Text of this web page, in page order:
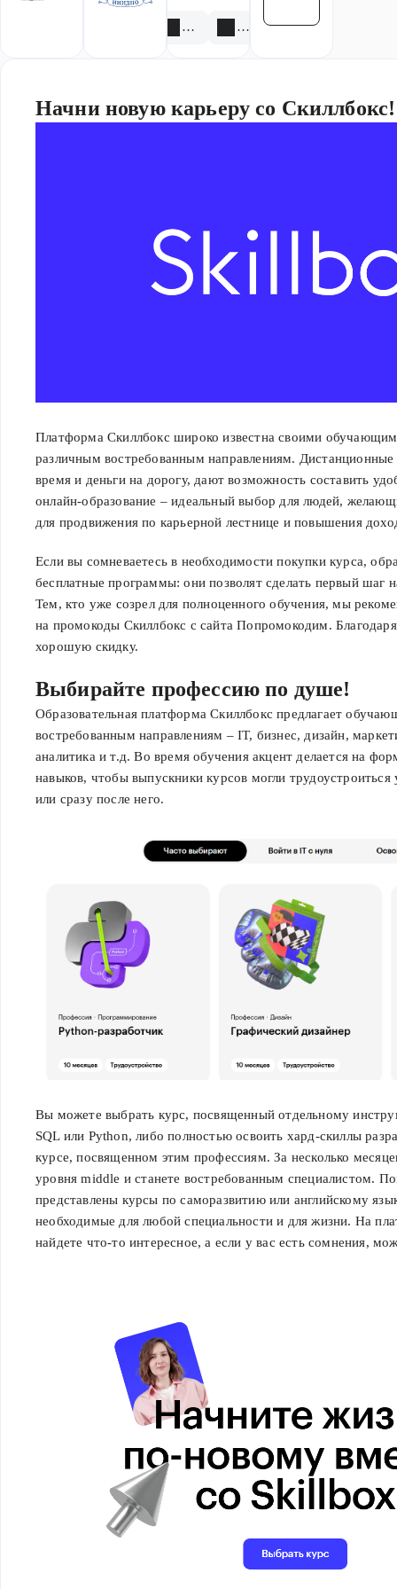
4 акции 3 скидки
Начни новую карьеру со Скиллбокс!
Платформа Скиллбокс широко известна своими
различным востребованным направлениям. Дистанционные
время и деньги на дорогу, дают возможность составить
онлайн-образование – идеальный выбор для людей,
для продвижения по карьерной лестнице и повышения
Если вы сомневаетесь в необходимости покупки курса,
бесплатные программы: они позволят сделать первый шаг
Тем, кто уже созрел для полноценного обучения, мы
на промокоды Скиллбокс с сайта Попромокодим.
хорошую скидку.
Выбирайте профессию по душе!
Образовательная платформа Скиллбокс предлагает
востребованным направлениям – IT, бизнес, дизайн,
аналитика и т.д. Во время обучения акцент делается на
навыков, чтобы выпускники курсов могли трудоустроиться
или сразу после него.
Вы можете выбрать курс, посвященный отдельному
SQL или Python, либо полностью освоить хард-скиллы
курсе, посвященном этим профессиям. За несколько
уровня middle и станете востребованным специалистом.
представлены курсы по саморазвитию или английскому
необходимые для любой специальности и для жизни. На
найдете что-то интересное, а если у вас есть сомнения,